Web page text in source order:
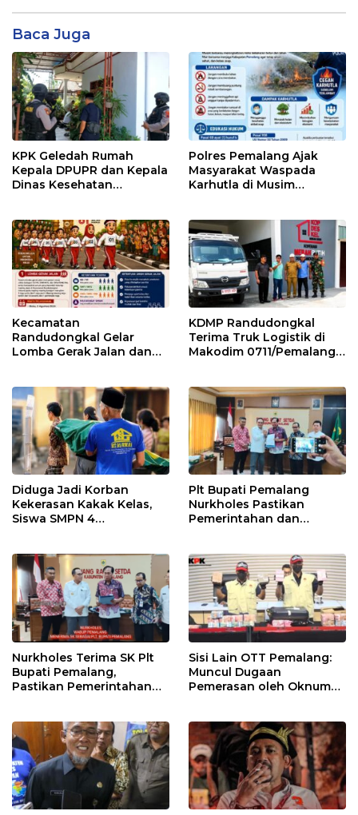
Baca Juga
KPK Geledah Rumah
Kepala DPUPR dan Kepala
Dinas Kesehatan
Polres Pemalang Ajak
Masyarakat Waspada
Karhutla di Musim
Kecamatan
Randudongkal Gelar
Lomba Gerak Jalan dan
KDMP Randudongkal
Terima Truk Logistik di
Makodim 0711/Pemalang
Diduga Jadi Korban
Kekerasan Kakak Kelas,
Siswa SMPN 4
Plt Bupati Pemalang
Nurkholes Pastikan
Pemerintahan dan
Nurkholes Terima SK Plt
Bupati Pemalang,
Pastikan Pemerintahan
Sisi Lain OTT Pemalang:
Muncul Dugaan
Pemerasan oleh Oknum